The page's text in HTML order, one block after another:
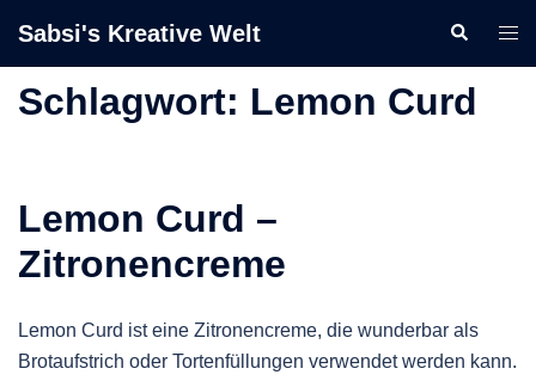
Inhalt
Sabsi's Kreative Welt Suche
Schlagwort: Lemon Curd
Lemon Curd –
Zitronencreme
Lemon Curd ist eine Zitronencreme, die wunderbar als
Brotaufstrich oder Tortenfüllungen verwendet werden kann.